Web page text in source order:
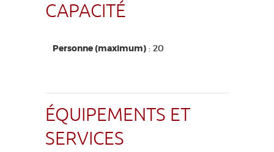
CAPACITÉ
Personne (maximum) : 20
ÉQUIPEMENTS ET
SERVICES